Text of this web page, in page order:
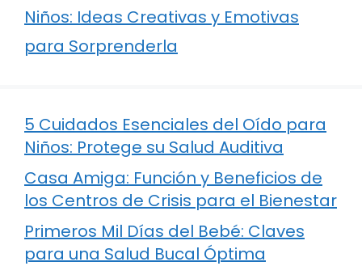
Niños: Ideas Creativas y Emotivas
para Sorprenderla
5 Cuidados Esenciales del Oído para
Niños: Protege su Salud Auditiva
Casa Amiga: Función y Beneficios de
los Centros de Crisis para el Bienestar
Primeros Mil Días del Bebé: Claves
para una Salud Bucal Óptima